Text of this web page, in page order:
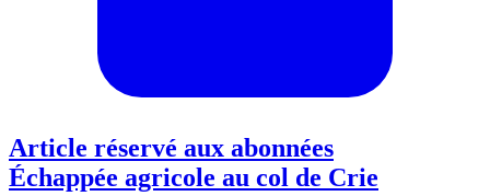
Article réservé aux abonnées
Échappée agricole au col de Crie